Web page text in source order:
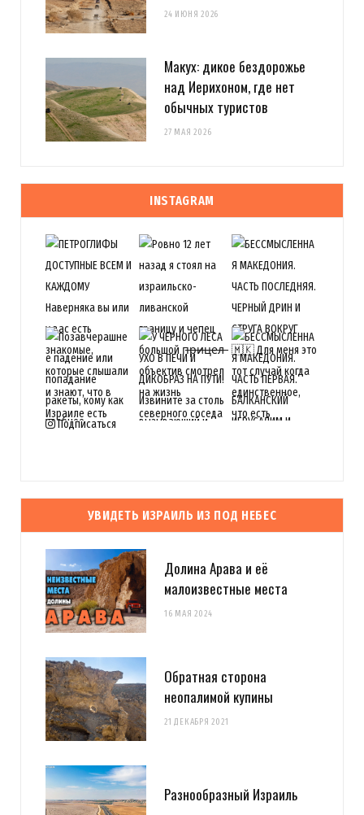
24 ИЮНЯ 2026
Макух: дикое бездорожье
над Иерихоном, где нет
обычных туристов
27 МАЯ 2026
INSTAGRAM
Подписаться
УВИДЕТЬ ИЗРАИЛЬ ИЗ ПОД НЕБЕС
Долина Арава и её
малоизвестные места
16 МАЯ 2024
Обратная сторона
неопалимой купины
21 ДЕКАБРЯ 2021
Разнообразный Израиль